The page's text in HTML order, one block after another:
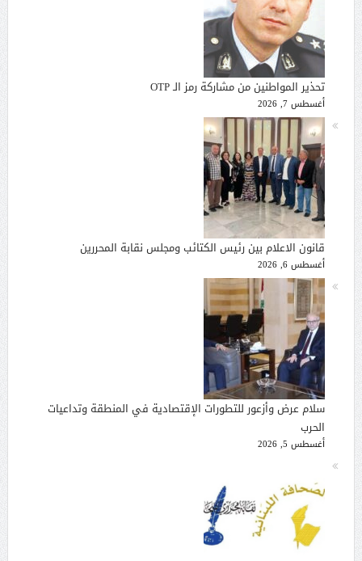
تحذير المواطنين من مشاركة رمز الـ OTP
أغسطس 7, 2026
قانون الاعلام بين رئيس الكتائب ومجلس نقابة المحررين
أغسطس 6, 2026
سلام عرض وأزعور للتطورات الإقتصادية في المنطقة وتداعيات
الحرب
أغسطس 5, 2026